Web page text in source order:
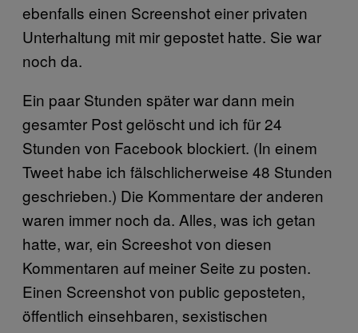
ebenfalls einen Screenshot einer privaten
Unterhaltung mit mir gepostet hatte. Sie war
noch da.
Ein paar Stunden später war dann mein
gesamter Post gelöscht und ich für 24
Stunden von Facebook blockiert. (In einem
Tweet habe ich fälschlicherweise 48 Stunden
geschrieben.) Die Kommentare der anderen
waren immer noch da. Alles, was ich getan
hatte, war, ein Screeshot von diesen
Kommentaren auf meiner Seite zu posten.
Einen Screenshot von public geposteten,
öffentlich einsehbaren, sexistischen